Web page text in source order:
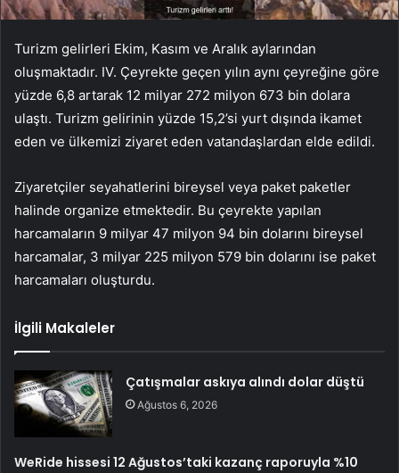
Turizm gelirleri Ekim, Kasım ve Aralık aylarından
oluşmaktadır. IV. Çeyrekte geçen yılın aynı çeyreğine göre
yüzde 6,8 artarak 12 milyar 272 milyon 673 bin dolara
ulaştı. Turizm gelirinin yüzde 15,2’si yurt dışında ikamet
eden ve ülkemizi ziyaret eden vatandaşlardan elde edildi.
Ziyaretçiler seyahatlerini bireysel veya paket paketler
halinde organize etmektedir. Bu çeyrekte yapılan
harcamaların 9 milyar 47 milyon 94 bin dolarını bireysel
harcamalar, 3 milyar 225 milyon 579 bin dolarını ise paket
harcamaları oluşturdu.
İlgili Makaleler
Çatışmalar askıya alındı dolar düştü
Ağustos 6, 2026
WeRide hissesi 12 Ağustos’taki kazanç raporuyla %10